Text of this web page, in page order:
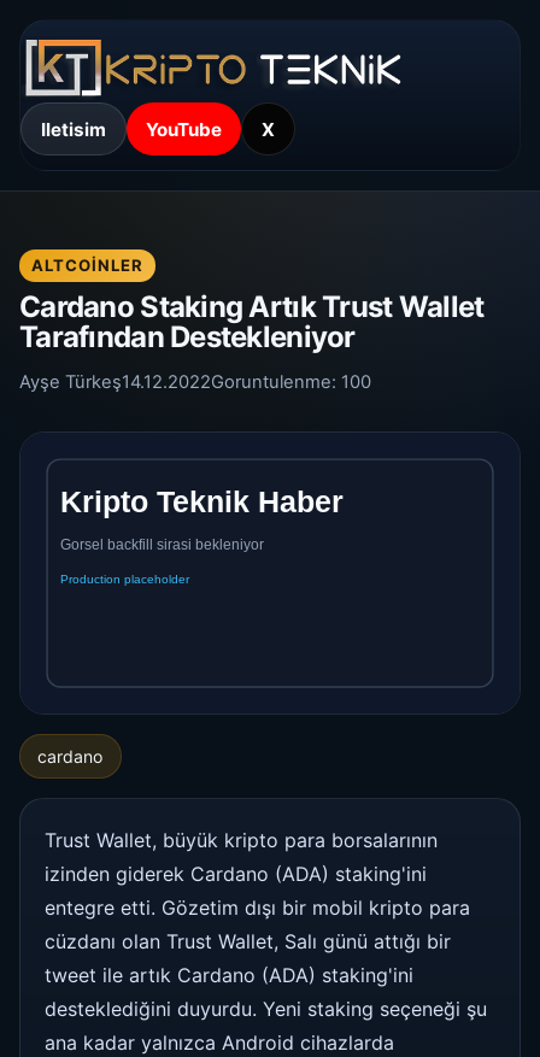
Iletisim YouTube X
ALTCOINLER
Cardano Staking Artık Trust Wallet
Tarafından Destekleniyor
Ayşe Türkeş14.12.2022Goruntulenme: 100
cardano
Trust Wallet, büyük kripto para borsalarının
izinden giderek Cardano (ADA) staking'ini
entegre etti. Gözetim dışı bir mobil kripto para
cüzdanı olan Trust Wallet, Salı günü attığı bir
tweet ile artık Cardano (ADA) staking'ini
desteklediğini duyurdu. Yeni staking seçeneği şu
ana kadar yalnızca Android cihazlarda